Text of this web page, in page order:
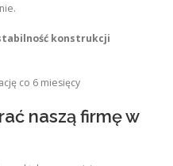
konstrukcji
co 6 miesięcy
naszą firmę w